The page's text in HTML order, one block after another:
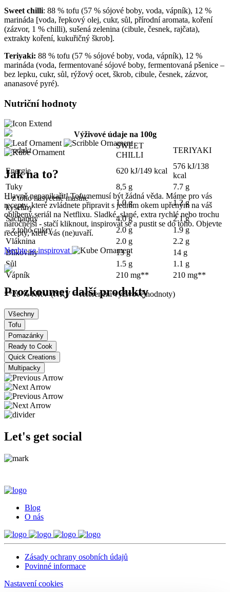
Sweet chilli: 88 % tofu (57 % sójové boby, voda, vápník), 12 %
marináda [voda, řepkový olej, cukr, sůl, přírodní aromata, koření
(zázvor, 1 % chilli), sušená zelenina (cibule, česnek, rajčata),
extrakty koření, kukuřičný škrob].
Teriyaki: 88 % tofu (57 % sójové boby, voda, vápník), 12 %
marináda (voda, fermentované sójové boby, fermentovaná pšenice –
bez lepku, cukr, sůl, rýžový ocet, škrob, cibule, česnek, zázvor,
ananasové pyré).
Nutriční hodnoty
Výživové údaje na 100g
Produkt
SWEET
CHILLI
TERIYAKI
Energie 620 kJ/149 kcal
576 kJ/138
kcal
Tuky
8,5 g
7.7 g
– z toho nasycené mastné
kyseliny
1.0 g
1.2 g
Sacharidy
4.0 g
2.1 g
– z toho cukry
2.0 g
1.9 g
Vláknina
2.0 g
2.2 g
Bílkoviny
13 g
14 g
Sůl
1.5 g
1.1 g
Vápník
210 mg** 210 mg**
**26 % NRV (NRV = referenční výživové hodnoty)
Jak na to?
Hlavně nepanikařit! Tofu nemusí být žádná věda. Máme pro vás
recepty, které zvládnete připravit s jedním okem upřeným na váš
oblíbený seriál na Netflixu. Sladké, slané, extra rychlé nebo trochu
náročnější - stačí kliknout, inspirovat se a pustit se do toho. Objevte
recepty, které vás (ne)uvaří.
Nechte se inspirovat
Prozkoumej další produkty
Všechny
Tofu
Pomazánky
Ready to Cook
Quick Creations
Multipacky
Let's get social
Blog
O nás
Zásady ochrany osobních údajů
Povinné informace
Nastavení cookies